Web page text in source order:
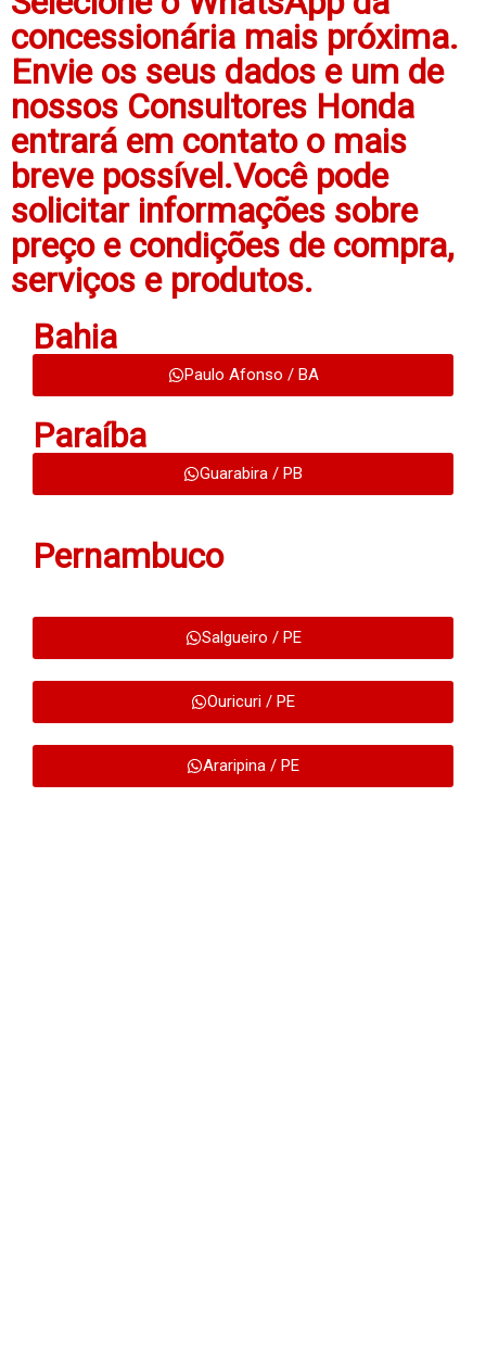
concessionária mais próxima.
Envie os seus dados e um de
nossos Consultores Honda
entrará em contato o mais
breve possível.Você pode
solicitar informações sobre
preço e condições de compra,
serviços e produtos.
Bahia
Paulo Afonso / BA
Paraíba
Guarabira / PB
Pernambuco
Salgueiro / PE
Ouricuri / PE
Araripina / PE